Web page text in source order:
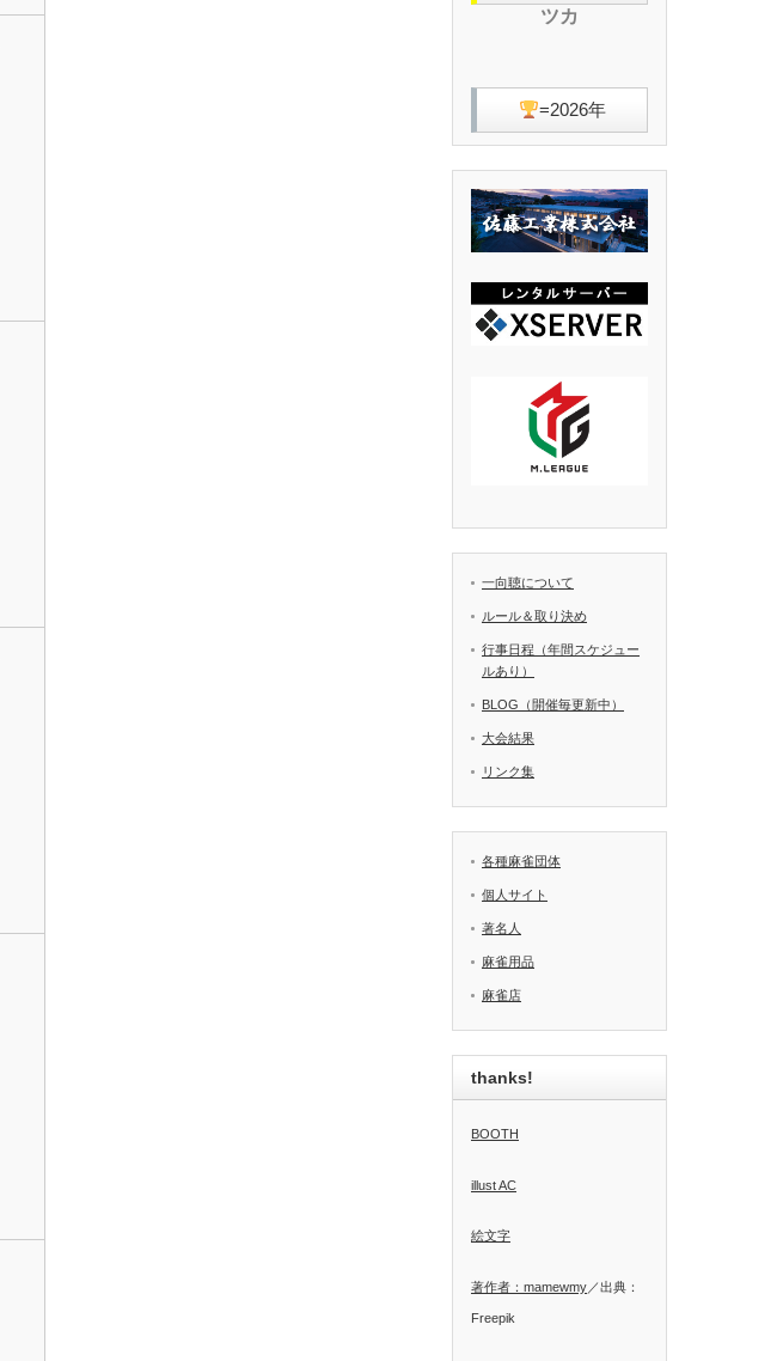
ツカ
=2026年
一向聴について
ルール＆取り決め
行事日程（年間スケジュー
ルあり）
BLOG（開催毎更新中）
大会結果
リンク集
各種麻雀団体
個人サイト
著名人
麻雀用品
麻雀店
thanks!
BOOTH
illust AC
絵文字
著作者：mamewmy ／出典：
Freepik